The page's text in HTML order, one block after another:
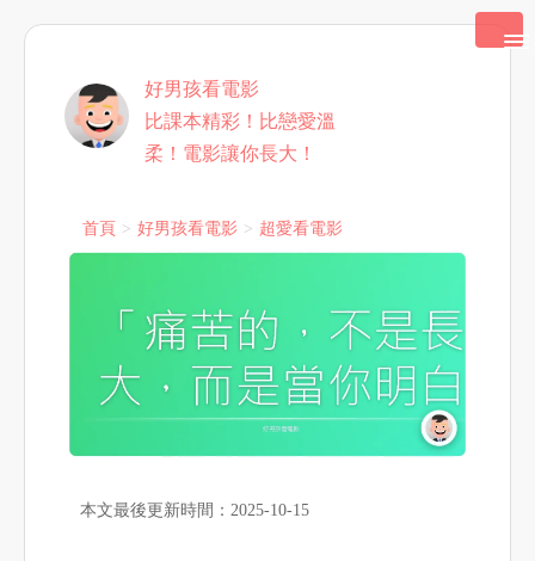
好男孩看電影
比課本精彩！比戀愛溫
柔！電影讓你長大！
首頁 好男孩看電影 超愛看電影
本文最後更新時間：2025-10-15